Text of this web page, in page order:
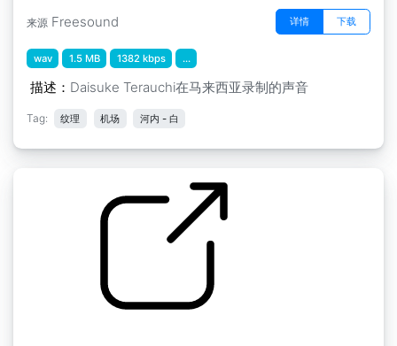
来源 Freesound 详情 下载
wav 1.5 MB 1382 kbps ...
描述： Daisuke Terauchi在马来西亚录制的声音
Tag: 纹理 机场 河内 - 白